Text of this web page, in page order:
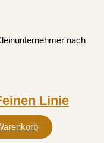
nach
Linie